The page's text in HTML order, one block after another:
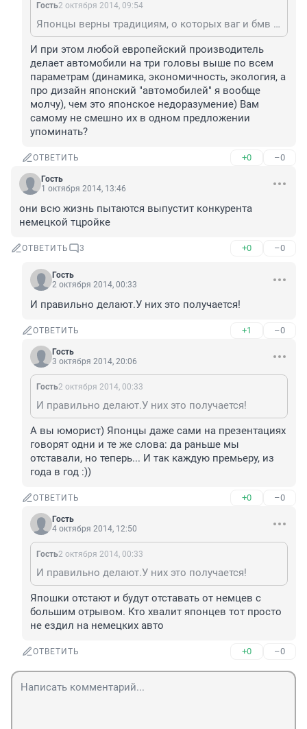
Гость2 октября 2014, 09:54
Японцы верны традициям, о которых ваг и бмв забывать начали в погоне за снижением себестоимости…
И при этом любой европейский производитель
делает автомобили на три головы выше по всем
параметрам (динамика, экономичность, экология, а
про дизайн японский "автомобилей" я вообще
молчу), чем это японское недоразумение) Вам
самому не смешно их в одном предложении
упоминать?
ОТВЕТИТЬ +0 –0
Гость
1 октября 2014, 13:46
они всю жизнь пытаются выпустит конкурента
немецкой тцройке
ОТВЕТИТЬ 3 +0 –0
Гость
2 октября 2014, 00:33
И правильно делают.У них это получается!
ОТВЕТИТЬ +1 –0
Гость
3 октября 2014, 20:06
Гость2 октября 2014, 00:33
И правильно делают.У них это получается!
А вы юморист) Японцы даже сами на презентациях
говорят одни и те же слова: да раньше мы
отставали, но теперь... И так каждую премьеру, из
года в год :))
ОТВЕТИТЬ +0 –0
Гость
4 октября 2014, 12:50
Гость2 октября 2014, 00:33
И правильно делают.У них это получается!
Япошки отстают и будут отставать от немцев с
большим отрывом. Кто хвалит японцев тот просто
не ездил на немецких авто
ОТВЕТИТЬ +0 –0